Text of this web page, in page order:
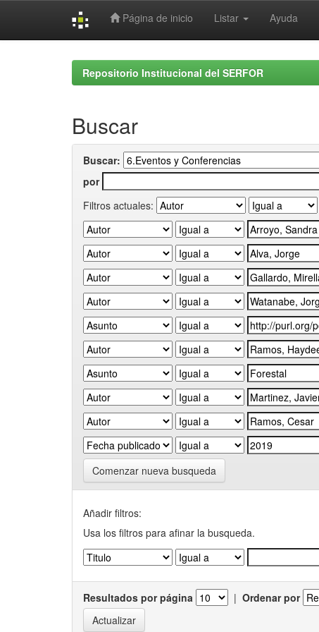
Página de inicio Listar Ayuda
Repositorio Institucional del SERFOR
Buscar
Buscar:
por
Filtros actuales:
Comenzar nueva busqueda
Añadir filtros:
Usa los filtros para afinar la busqueda.
Resultados por página | Ordenar por